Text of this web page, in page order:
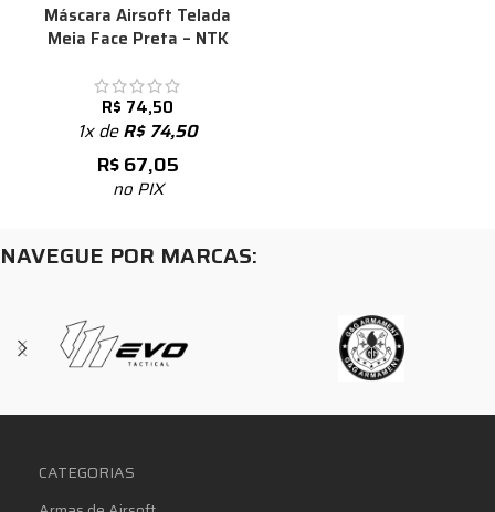
Máscara Airsoft Telada
Meia Face Preta – NTK
R$ 74,50
1x deR$74,50
R$67,05
no PIX
NAVEGUE POR MARCAS:
CATEGORIAS